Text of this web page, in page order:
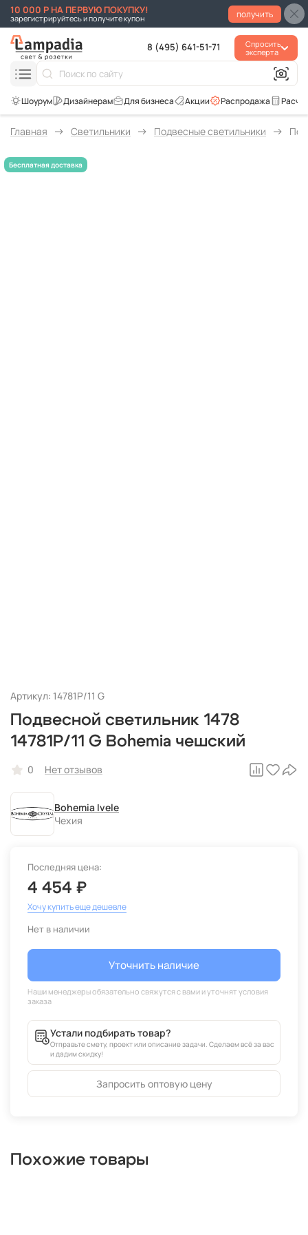
10 000 Р НА ПЕРВУЮ ПОКУПКУ!
зарегистрируйтесь и получите купон получить
8 (495) 641-51-71
Спросить
эксперта
Распродажа
Акции
Для бизнеса
Главная Светильники Подвесные светильники
Артикул: 14781P/11 G
Подвесной светильник 1478
14781P/11 G Bohemia чешский
0 Нет отзывов
Bohemia Ivele
Чехия
Последняя цена:
4 454 ₽
Хочу купить еще дешевле
Нет в наличии
Уточнить наличие
Устали подбирать товар?
Отправьте смету, проект или описание задачи. Сделаем всё за вас
и дадим скидку!
Запросить оптовую цену
Похожие товары